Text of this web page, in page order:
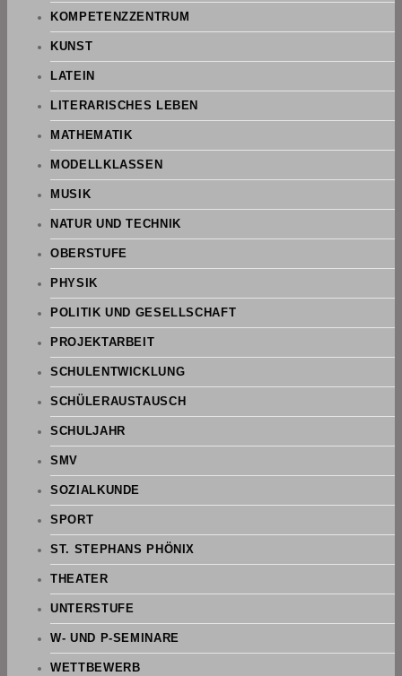
KOMPETENZZENTRUM
KUNST
LATEIN
LITERARISCHES LEBEN
MATHEMATIK
MODELLKLASSEN
MUSIK
NATUR UND TECHNIK
OBERSTUFE
PHYSIK
POLITIK UND GESELLSCHAFT
PROJEKTARBEIT
SCHULENTWICKLUNG
SCHÜLERAUSTAUSCH
SCHULJAHR
SMV
SOZIALKUNDE
SPORT
ST. STEPHANS PHÖNIX
THEATER
UNTERSTUFE
W- UND P-SEMINARE
WETTBEWERB